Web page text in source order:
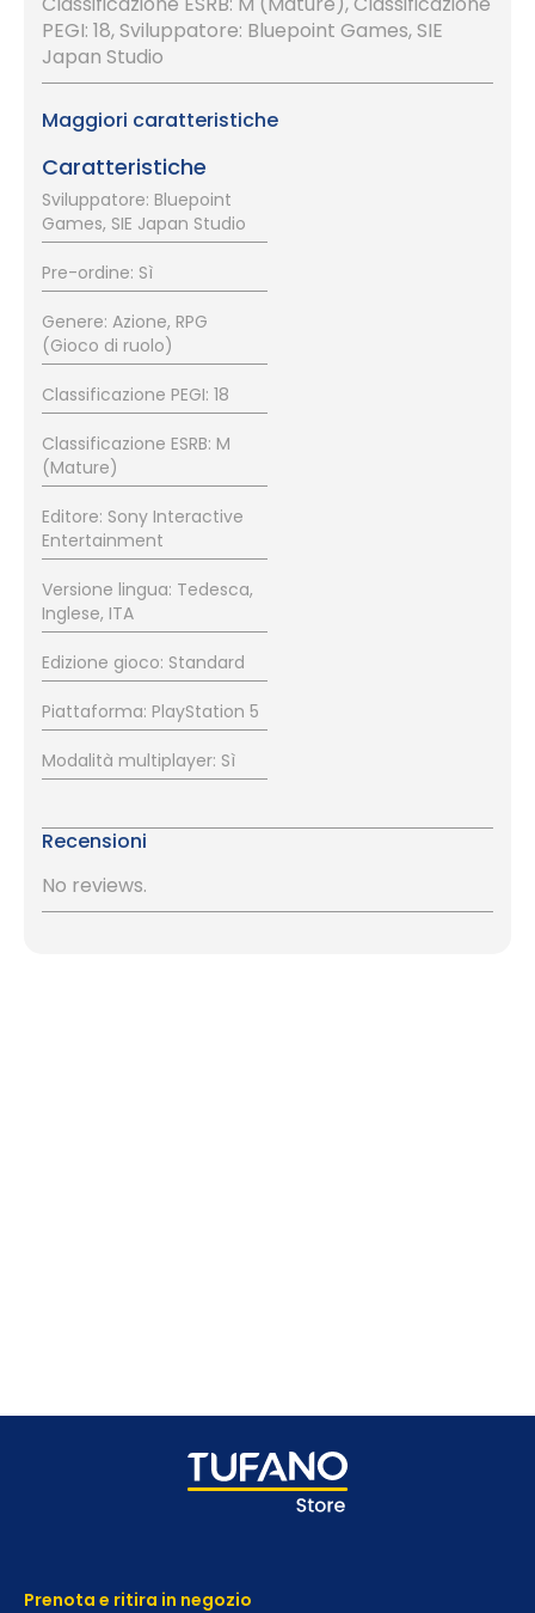
PEGI: 18, Sviluppatore: Bluepoint Games, SIE
Japan Studio
Maggiori caratteristiche
Caratteristiche
Sviluppatore: Bluepoint
Games, SIE Japan Studio
Pre-ordine: Sì
Genere: Azione, RPG
(Gioco di ruolo)
Classificazione PEGI: 18
Classificazione ESRB: M
(Mature)
Editore: Sony Interactive
Entertainment
Versione lingua: Tedesca,
Inglese, ITA
Edizione gioco: Standard
Piattaforma: PlayStation 5
Modalità multiplayer: Sì
Recensioni
No reviews.
Prenota e ritira in negozio